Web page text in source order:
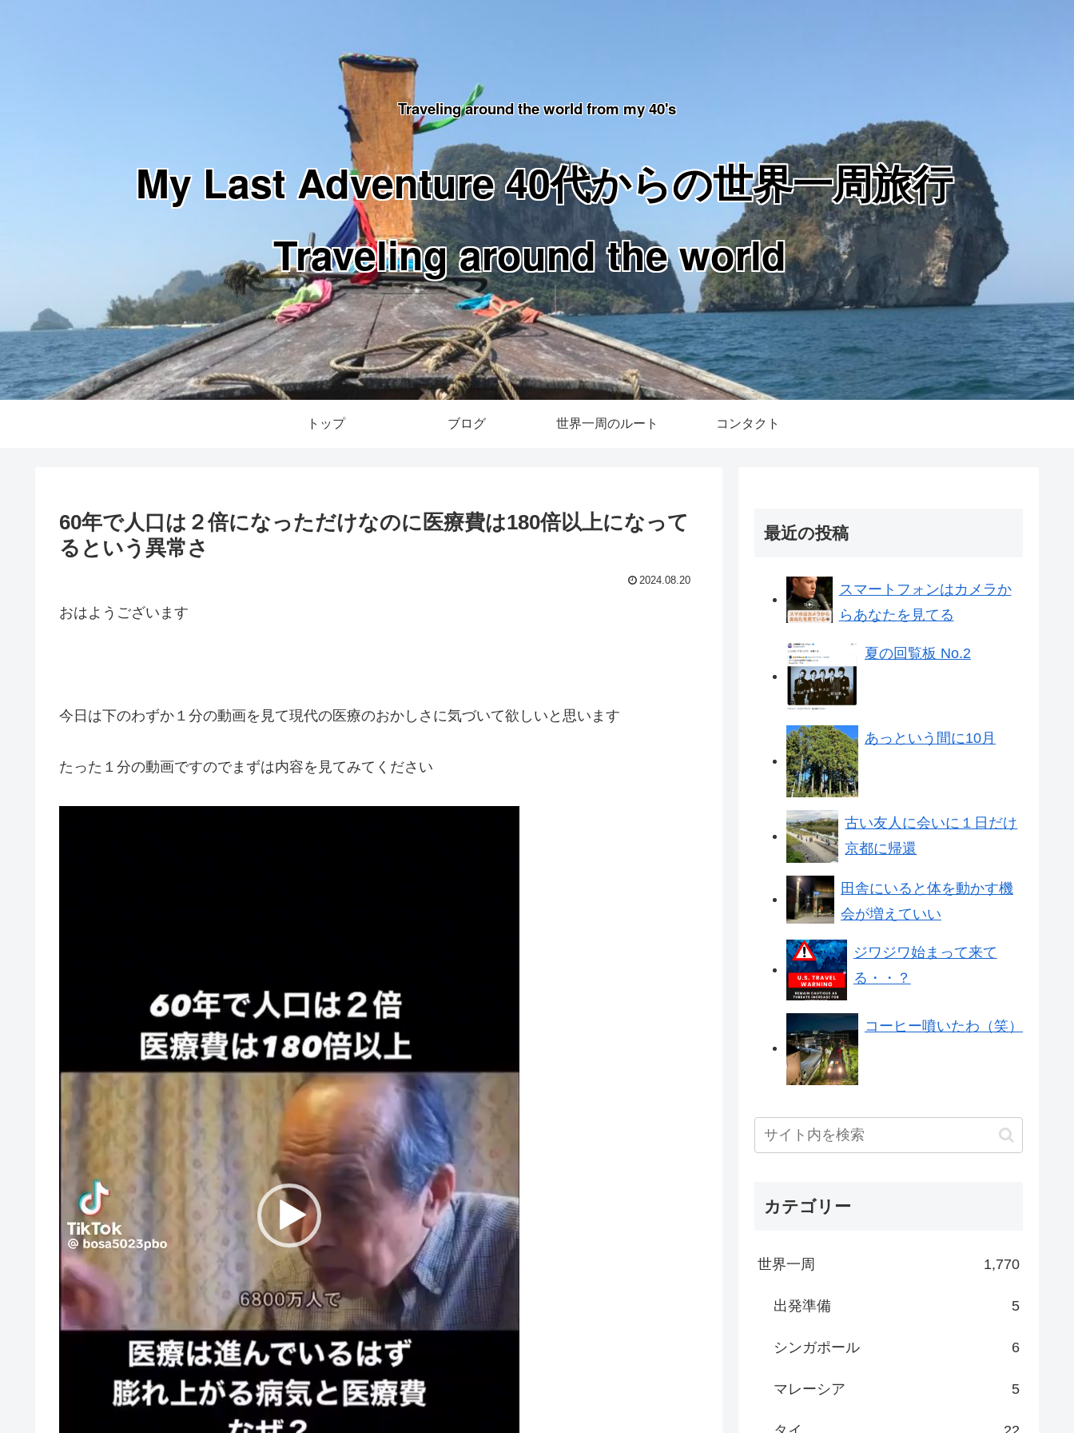
Traveling around the world from my 40's
My Last Adventure 40代からの世界一周旅行
Traveling around the world
トップ ブログ 世界一周のルート コンタクト
60年で人口は２倍になっただけなのに医療費は180倍以上になって
るという異常さ
2024.08.20
おはようございます
今日は下のわずか１分の動画を見て現代の医療のおかしさに気づいて欲しいと思います
たった１分の動画ですのでまずは内容を見てみてください
最近の投稿
スマートフォンはカメラか
らあなたを見てる
夏の回覧板 No.2
あっという間に10月
古い友人に会いに１日だけ
京都に帰還
田舎にいると体を動かす機
会が増えていい
ジワジワ始まって来て
る・・？
コーヒー噴いたわ（笑）
カテゴリー
世界一周 1,770
出発準備 5
シンガポール 6
マレーシア 5